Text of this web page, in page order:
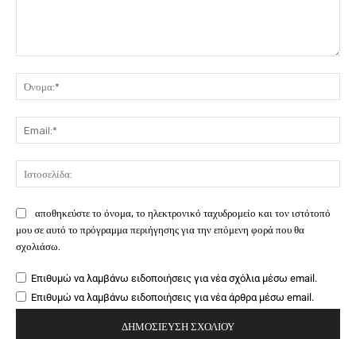
αποθηκεύστε το όνομα, το ηλεκτρονικό ταχυδρομείο και τον ιστότοπό
μου σε αυτό το πρόγραμμα περιήγησης για την επόμενη φορά που θα
σχολιάσω.
Επιθυμώ να λαμβάνω ειδοποιήσεις για νέα σχόλια μέσω email.
Επιθυμώ να λαμβάνω ειδοποιήσεις για νέα άρθρα μέσω email.